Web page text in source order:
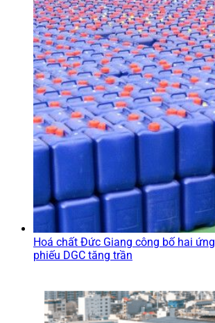
Hoá chất Đức Giang công bố hai
phiếu DGC tăng trần